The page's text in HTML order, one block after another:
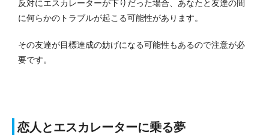
反対にエスカレーターが下りだった場合、あなたと友達の間
に何らかのトラブルが起こる可能性があります。
その友達が目標達成の妨げになる可能性もあるので注意が必
要です。
恋人とエスカレーターに乗る夢